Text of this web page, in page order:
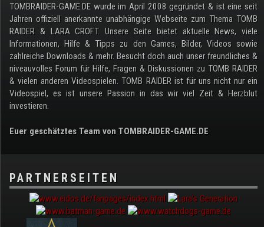
TOMBRAIDER-GAME.DE wurde im April 2008 gegründet & ist eine seit
Jahren offiziell anerkannte unabhängige Webseite zum Thema TOMB
RAIDER & LARA CROFT. Unsere Seite bietet aktuelle News, viele
Informationen, Hilfe & Tipps zu den Games, Bilder, Videos sowie
zahlreiche Downloads & mehr. Besucht doch auch unser freundliches &
niveauvolles Forum für Hilfe, Fragen & Diskussionen zu TOMB RAIDER
& vielen anderen Videospielen. TOMB RAIDER ist für uns nicht nur ein
Videospiel, es ist unsere Passion in das wir viel Zeit & Herzblut
investieren.
Euer geschätztes Team von TOMBRAIDER-GAME.DE
PARTNERSEITEN